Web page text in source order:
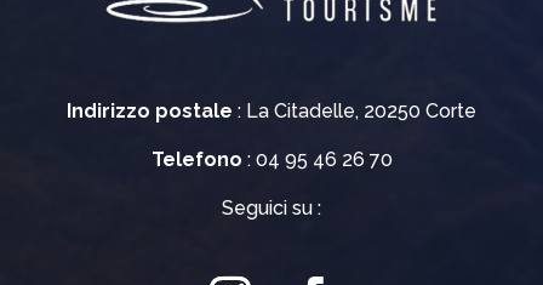
Indirizzo postale : La Citadelle, 20250 Corte
Telefono : 04 95 46 26 70
Seguici su :